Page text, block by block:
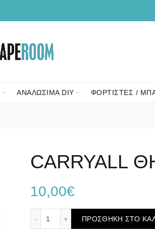
ΑΝΑΛΩΣΙΜΑ DIY ΦΟΡΤΙΣΤΕΣ /
CARRYALL
10,00€
ΠΡΟΣΘΉΚΗ ΣΤΟ